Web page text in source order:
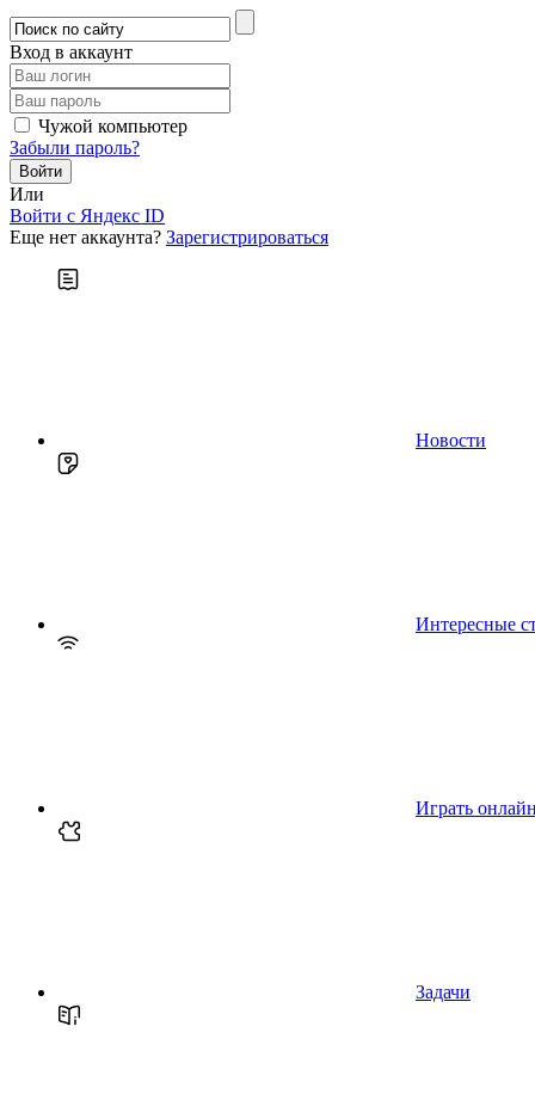
Вход в аккаунт
Чужой компьютер
Забыли пароль?
Или
Войти c Яндекс ID
Еще нет аккаунта? Зарегистрироваться
Новости
Интересные
Играть онлайн
Задачи